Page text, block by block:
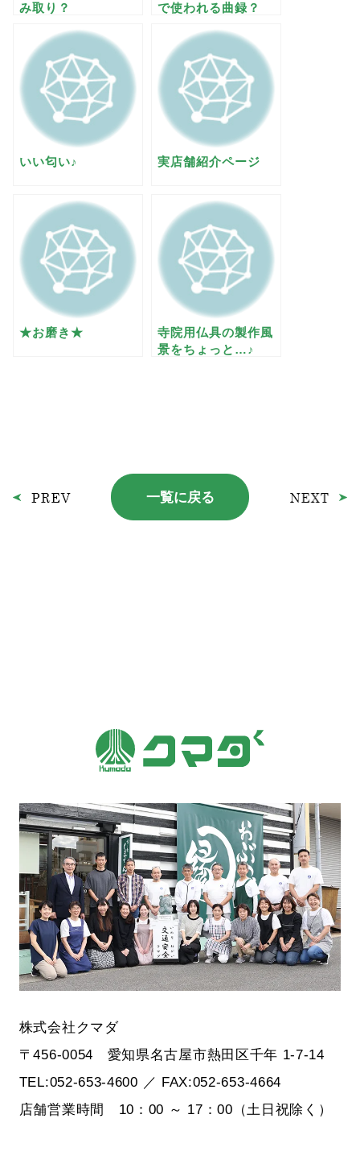
み取り？
で使われる曲録？
いい匂い♪ 実店舗紹介ページ
★お磨き★
寺院用仏具の製作風
景をちょっと…♪
一覧に戻る
株式会社クマダ
〒456-0054 愛知県名古屋市熱田区千年 1-7-14
TEL:052-653-4600 ／ FAX:052-653-4664
店舗営業時間 10：00 ～ 17：00（土日祝除く）